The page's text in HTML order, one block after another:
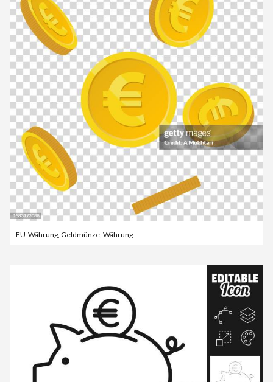
EU-Währung Geldmünze Währung